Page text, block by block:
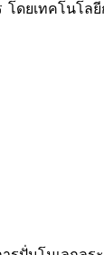
ดยเทคโนโล